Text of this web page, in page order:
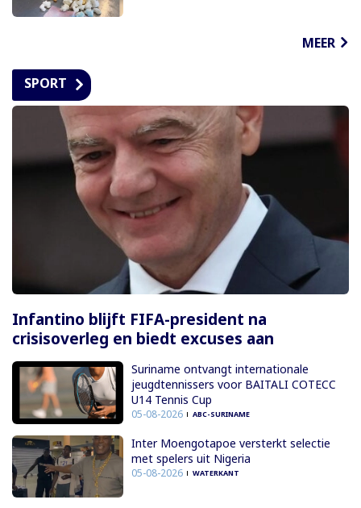
MEER
SPORT
Infantino blijft FIFA-president na
crisisoverleg en biedt excuses aan
Suriname ontvangt internationale
jeugdtennissers voor BAITALI COTECC
U14 Tennis Cup
05-08-2026 ABC-SURINAME
Inter Moengotapoe versterkt selectie
met spelers uit Nigeria
05-08-2026 WATERKANT